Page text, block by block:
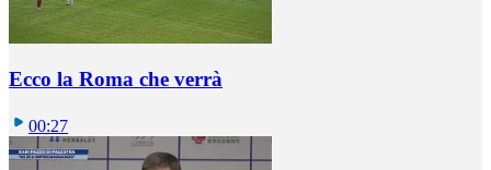
Ecco la Roma che verrà
00:27